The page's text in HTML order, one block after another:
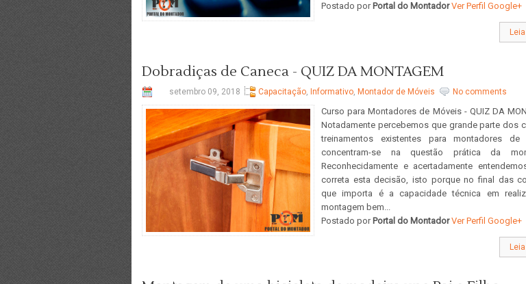
Postado por Portal do Montador Ver Perfil Google+
Dobradiças de Caneca - QUIZ DA MONTAGEM
setembro 09, 2018 Capacitação, Informativo, Montador de Móveis No comments
Curso para Montadores de Móveis - QUIZ DA
Notadamente percebemos que grande parte dos
treinamentos existentes para montadores de
concentram-se na questão prática da
Reconhecidamente e acertadamente
correta esta decisão, isto porque no final das
que importa é a capacidade técnica em
montagem bem...
Postado por Portal do Montador Ver Perfil Google+